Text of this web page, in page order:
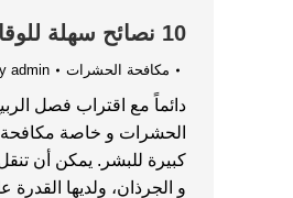
10 نصائح سهلة للوقاية و مكافحة الفئران
مكافحة الحشرات admin
دائماً مع اقتراب فصل
الحشرات و خاصة
كبيرة للبشر. يمكن أن
و الجرذان، ولديها